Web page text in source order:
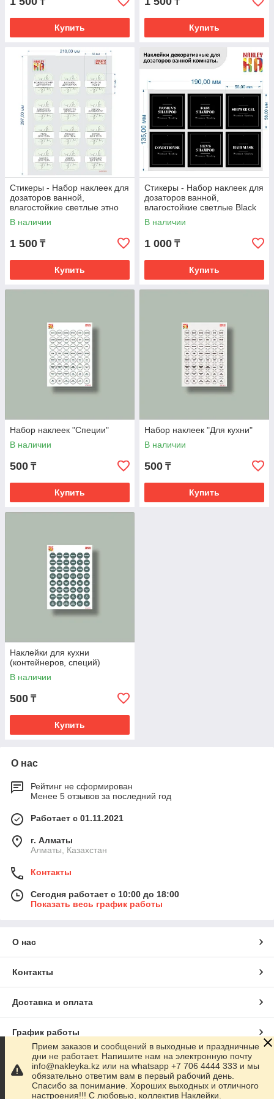
Купить Купить
Стикеры - Набор наклеек для
дозаторов ванной,
влагостойкие светлые этно
В наличии
1 500 ₸
Купить
Стикеры - Набор наклеек для
дозаторов ванной,
влагостойкие светлые Black
В наличии
1 000 ₸
Купить
Набор наклеек "Специи"
В наличии
500 ₸
Купить
Набор наклеек "Для кухни"
В наличии
500 ₸
Купить
Наклейки для кухни
(контейнеров, специй)
В наличии
500 ₸
Купить
О нас
Рейтинг не сформирован
Менее 5 отзывов за последний год
Работает с 01.11.2021
г. Алматы
Алматы, Казахстан
Контакты
Сегодня работает с 10:00 до 18:00
Показать весь график работы
О нас
Контакты
Доставка и оплата
График работы
Полная версия сайта
Сайт создан на маркетплейсеSatu.kz
Прием заказов и сообщений в выходные и праздничные
дни не работает. Напишите нам на электронную почту
info@nakleyka.kz или на whatsapp +7 706 4444 333 и мы
обязательно ответим вам в первый рабочий день.
Спасибо за понимание. Хороших выходных и отличного
настроения!!! С любовью, коллектив Наклейки.